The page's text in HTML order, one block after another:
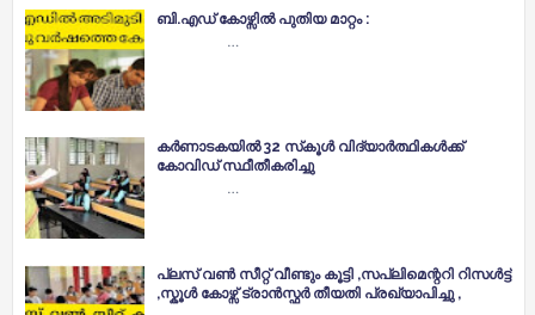
ബി.എഡ് കോഴ്സില്‍ പുതിയ മാറ്റം :
…
കര്‍ണാടകയില്‍ 32 സ്‌കൂള്‍ വിദ്യാര്‍ത്ഥികള്‍ക്ക്
കോവിഡ് സ്ഥീതീകരിച്ചു
…
പ്ലസ് വൺ സീറ്റ് വീണ്ടും കൂട്ടി ,സപ്ലിമെന്ററി റിസൾട്ട്
,സ്കൂൾ കോഴ്സ് ട്രാൻസ്ഫർ തീയതി പ്രഖ്യാപിച്ചു ,